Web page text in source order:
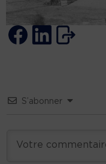
S’abonner